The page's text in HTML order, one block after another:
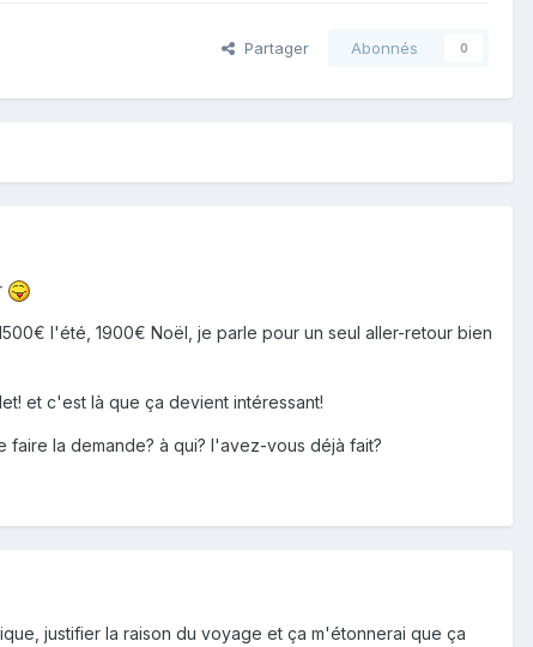
Partager Abonnés 0
l'été, 1900€ Noël, je parle pour un seul aller-retour bien
et c'est là que ça devient intéressant!
la demande? à qui? l'avez-vous déjà fait?
justifier la raison du voyage et ça m'étonnerai que ça